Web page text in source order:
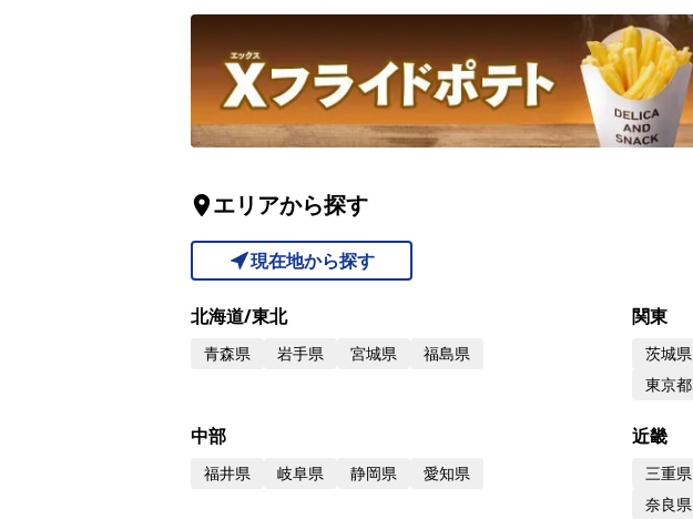
決済サービス
内部統制システム構築の基本方
針について
取締役会の多様性について
ダイバーシティへの対応
情報セキュリティへの対応
月次営業報告
IR資料室
エリアから探す
現在地から探す
北海道/東北
青森県 岩手県 宮城県 福島県
関東
茨城県
東京都
中部
福井県 岐阜県 静岡県 愛知県
近畿
三重県
奈良県